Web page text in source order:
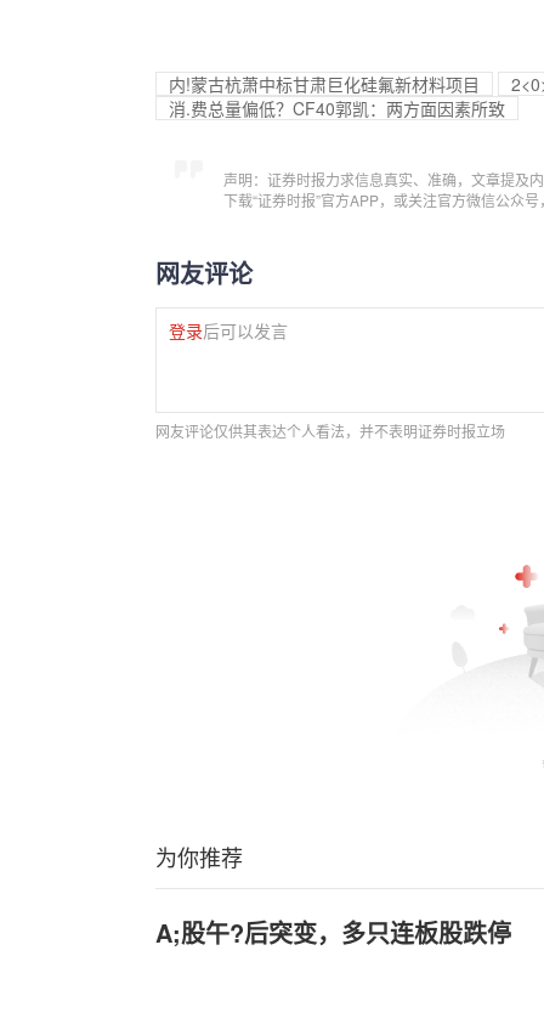
内!蒙古杭萧中标甘肃巨化硅氟新材料项目
消.费总量偏低？CF40郭凯：两方面因素所致
声明：证券时报力求信息真实、准确，文章提及
下载“证券时报”官方APP，或关注官方微信公众
网友评论
登录后可以发言
网友评论仅供其表达个人看法，并不表明证券时报立场
为你推荐
A;股午?后突变，多只连板股跌停